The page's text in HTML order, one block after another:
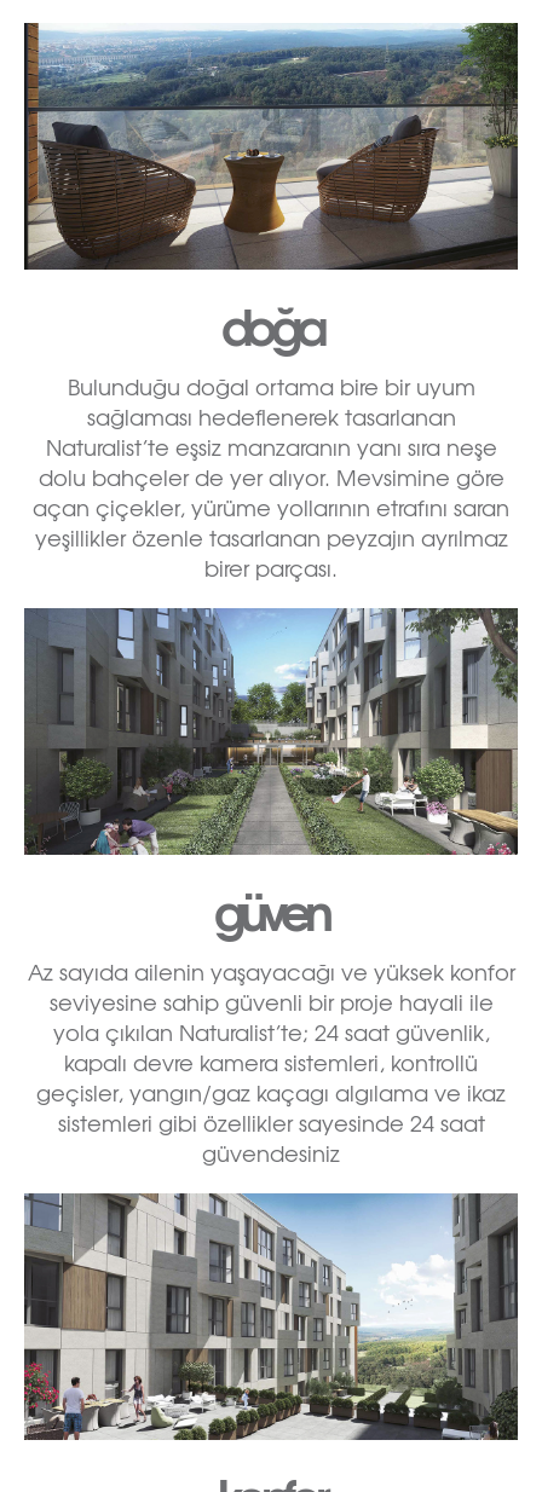
doğa
Bulunduğu doğal ortama bire bir uyum
sağlaması hedeflenerek tasarlanan
Naturalist’te eşsiz manzaranın yanı sıra neşe
dolu bahçeler de yer alıyor. Mevsimine göre
açan çiçekler, yürüme yollarının etrafını saran
yeşillikler özenle tasarlanan peyzajın ayrılmaz
birer parçası.
güven
Az sayıda ailenin yaşayacağı ve yüksek konfor
seviyesine sahip güvenli bir proje hayali ile
yola çıkılan Naturalist’te; 24 saat güvenlik,
kapalı devre kamera sistemleri, kontrollü
geçisler, yangın/gaz kaçagı algılama ve ikaz
sistemleri gibi özellikler sayesinde 24 saat
güvendesiniz